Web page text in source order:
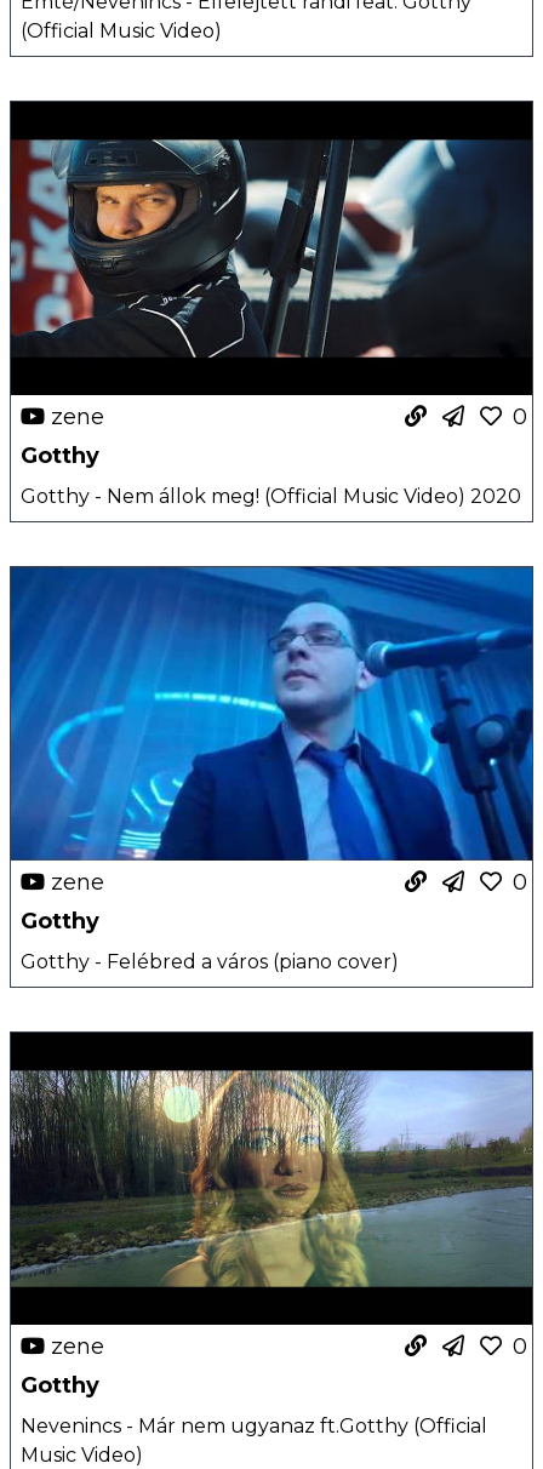
(Official Music Video)
zene
0
Gotthy
Gotthy - Nem állok meg! (Official Music Video) 2020
zene
0
Gotthy
Gotthy - Felébred a város (piano cover)
zene
0
Gotthy
Nevenincs - Már nem ugyanaz ft.Gotthy (Official
Music Video)